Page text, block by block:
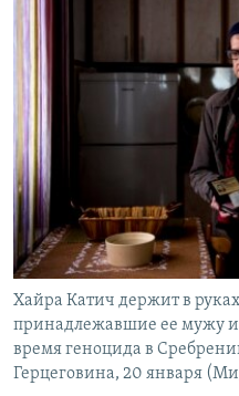
Хайра Катич держит в
принадлежавшие ее мужу и
время геноцида в
Герцеговина, 20 января